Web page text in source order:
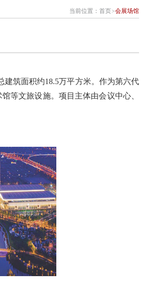
当前位置： 首页>会展场馆
筑面积约18.5万平方米。作为第六代
等文旅设施。项目主体由会议中心、